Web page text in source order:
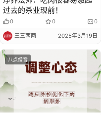
过去的杀业现前！
0 0 0
三三两两 2025年3月19日
八点僧音